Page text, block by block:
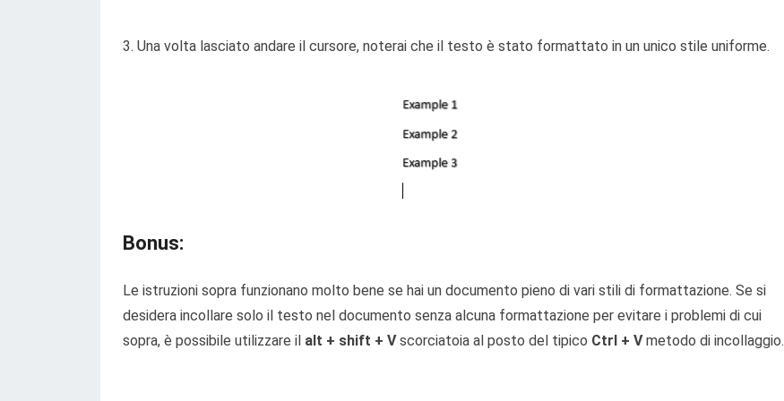
3. Una volta lasciato andare il cursore, noterai che il testo è stato formattato in un unico stile uniforme.
Bonus:
Le istruzioni sopra funzionano molto bene se hai un documento pieno di vari stili di formattazione. Se si
desidera incollare solo il testo nel documento senza alcuna formattazione per evitare i problemi di cui
sopra, è possibile utilizzare il alt + shift + Vscorciatoia al posto del tipico Ctrl + Vmetodo di incollaggio.